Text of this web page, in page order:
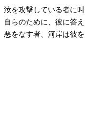
汝を攻撃している者に叫
自らのために、彼に答
悪をなす者、河岸は彼